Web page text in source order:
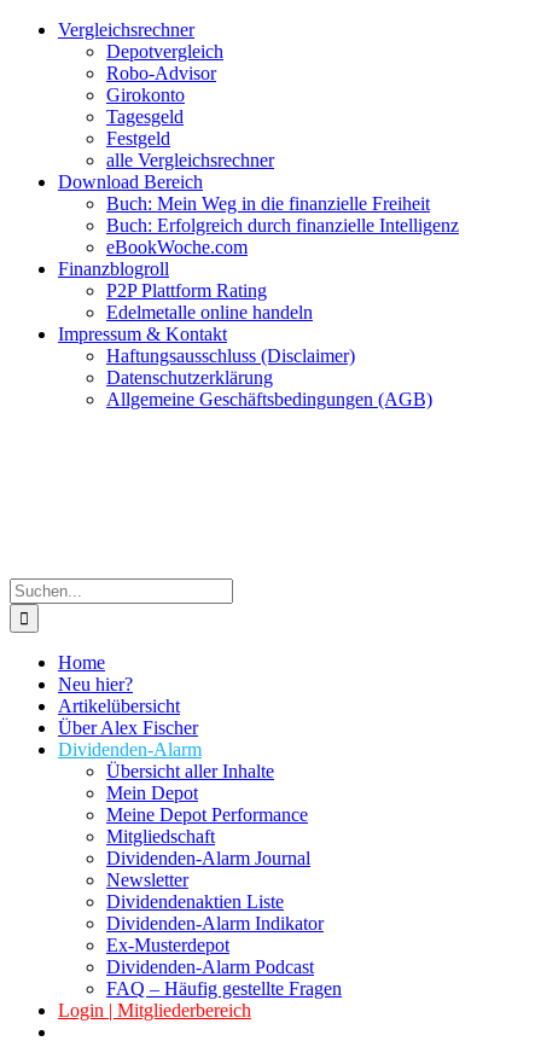
Zum
Facebook
Twitter
Instagram
Pinterest
YouTubeVergleichsrechner
Depotvergleich
Robo-Advisor
Girokonto
Tagesgeld
Festgeld
alle Vergleichsrechner
Download Bereich
Buch: Mein Weg in die finanzielle Freiheit
Buch: Erfolgreich durch finanzielle Intelligenz
eBookWoche.com
Finanzblogroll
P2P Plattform Rating
Edelmetalle online handeln
Impressum & Kontakt
Haftungsausschluss (Disclaimer)
Datenschutzerklärung
Allgemeine Geschäftsbedingungen (AGB)
Suche
nach:
Home
Neu hier?
Artikelübersicht
Über Alex Fischer
Dividenden-Alarm
Übersicht aller Inhalte
Mein Depot
Meine Depot Performance
Mitgliedschaft
Dividenden-Alarm Journal
Newsletter
Dividendenaktien Liste
Dividenden-Alarm Indikator
Ex-Musterdepot
Dividenden-Alarm Podcast
FAQ – Häufig gestellte Fragen
Login | Mitgliederbereich